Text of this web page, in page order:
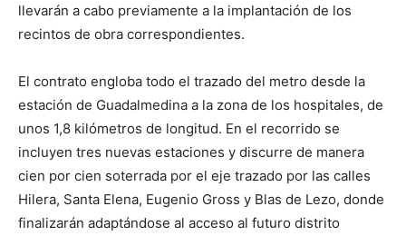
llevarán a cabo previamente a la implantación de los
recintos de obra correspondientes.
El contrato engloba todo el trazado del metro desde la
estación de Guadalmedina a la zona de los hospitales, de
unos 1,8 kilómetros de longitud. En el recorrido se
incluyen tres nuevas estaciones y discurre de manera
cien por cien soterrada por el eje trazado por las calles
Hilera, Santa Elena, Eugenio Gross y Blas de Lezo, donde
finalizarán adaptándose al acceso al futuro distrito